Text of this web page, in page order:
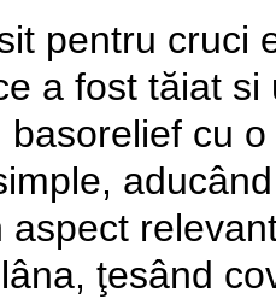
pentru cruci
a fost tăiat
basorelief cu
aspect
ţesând